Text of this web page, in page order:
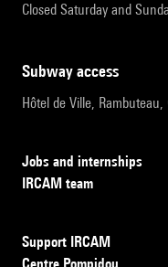
Closed Saturday and
subway access
Hôtel de Ville,
Jobs and internships
IRCAM team
Support IRCAM